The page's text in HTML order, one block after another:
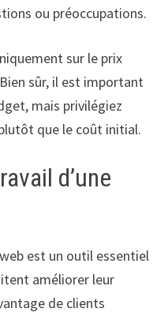
ou préoccupations.
sur le prix
sûr, il est important
mais privilégiez
que le coût initial.
d’une
est un outil essentiel
améliorer leur
de clients